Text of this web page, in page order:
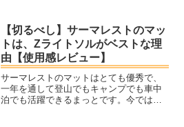
まず、できるだけシンプルなデザインの
ものを選ぶようにしましょう。ザックの
外側にたくさんコードやポケットが付い
ているものはオススメできません。
【切るべし】サーマレストのマッ
トは、Zライトソルがベストな理
由【使用感レビュー】
サーマレストのマットはとても優秀で、
一年を通して登山でもキャンプでも車中
泊でも活躍できるまっとです。今では夏